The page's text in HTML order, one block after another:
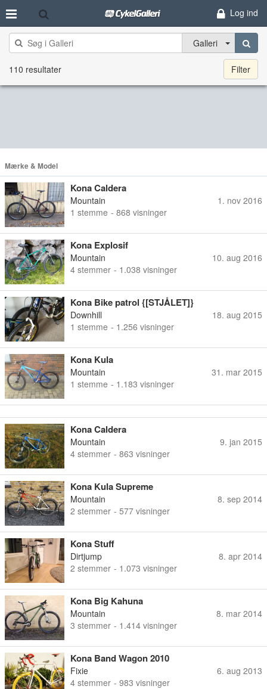
Log ind
Galleri
110 resultater Filter
Mærke & Model
Kona Caldera
Mountain
1 stemme - 868 visninger
1. nov 2016
Kona Explosif
Mountain
4 stemmer - 1.038 visninger
10. aug 2016
Kona Bike patrol {[STJÅLET]}
Downhill
1 stemme - 1.256 visninger
18. aug 2015
Kona Kula
Mountain
1 stemme - 1.183 visninger
31. mar 2015
Kona Caldera
Mountain
4 stemmer - 863 visninger
9. jan 2015
Kona Kula Supreme
Mountain
2 stemmer - 577 visninger
8. sep 2014
Kona Stuff
Dirtjump
2 stemmer - 1.073 visninger
8. apr 2014
Kona Big Kahuna
Mountain
3 stemmer - 1.414 visninger
8. mar 2014
Kona Band Wagon 2010
Fixie
4 stemmer - 983 visninger
6. aug 2013